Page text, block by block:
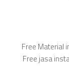
Free Material
Free jasa